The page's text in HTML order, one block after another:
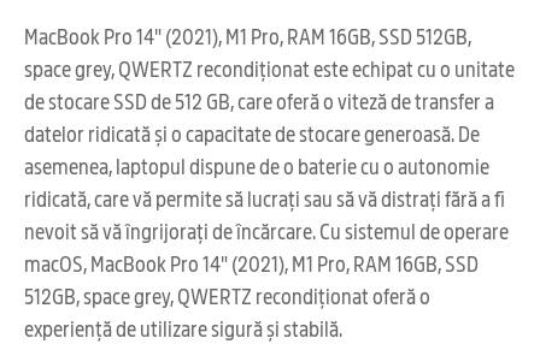
MacBook Pro 14" (2021), M1 Pro, RAM 16GB, SSD 512GB,
space grey, QWERTZ recondiționat este echipat cu o unitate
de stocare SSD de 512 GB, care oferă o viteză de transfer a
datelor ridicată și o capacitate de stocare generoasă. De
asemenea, laptopul dispune de o baterie cu o autonomie
ridicată, care vă permite să lucrați sau să vă distrați fără a fi
nevoit să vă îngrijorați de încărcare. Cu sistemul de operare
macOS, MacBook Pro 14" (2021), M1 Pro, RAM 16GB, SSD
512GB, space grey, QWERTZ recondiționat oferă o
experiență de utilizare sigură și stabilă.